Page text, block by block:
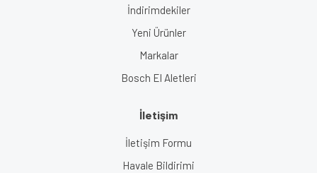
İndirimdekiler
Yeni Ürünler
Markalar
Bosch El Aletleri
İletişim
İletişim Formu
Havale Bildirimi